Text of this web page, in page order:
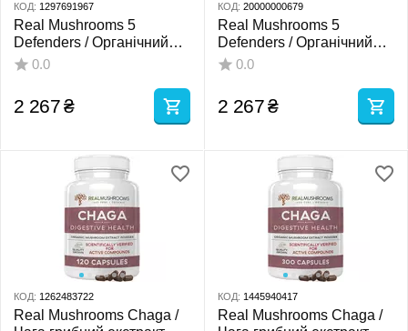
КОД: 1297691967
Real Mushrooms 5
Defenders / Органічний
грибний комплекс 5
0.0
2 267₴
КОД: 20000000679
Real Mushrooms 5
Defenders / Органічний
грибний комплекс 5
0.0
2 267₴
КОД: 1262483722
Real Mushrooms Chaga /
КОД: 1445940417
Real Mushrooms Chaga /